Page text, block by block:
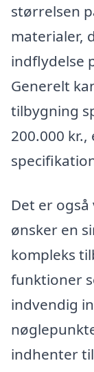
størrelsen
materialer,
indflydelse
Generelt
tilbygning
200.000
Det er
ønsker en
kompleks
funktioner
indvendig
indhenter